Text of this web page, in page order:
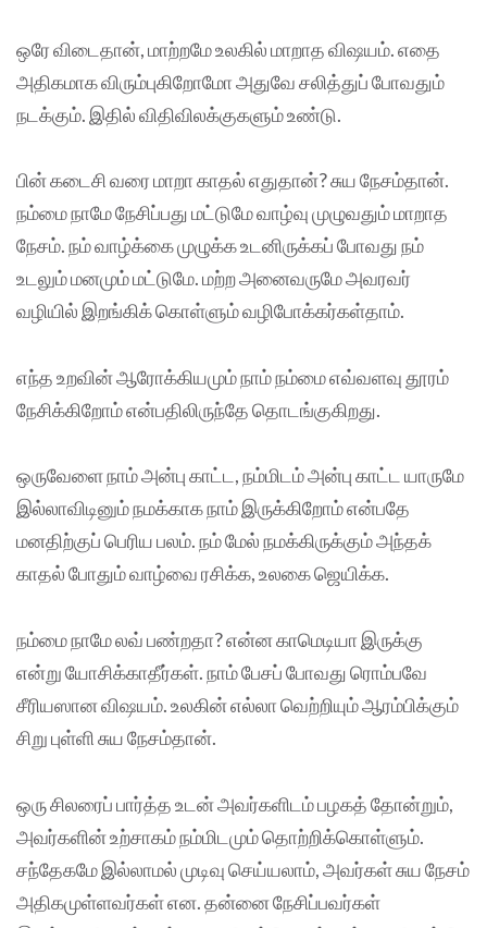
ஒரே விடைதான், மாற்றமே உலகில் மாறாத விஷயம். எதை
அதிகமாக விரும்புகிறோமோ அதுவே சலித்துப் போவதும்
நடக்கும். இதில் விதிவிலக்குகளும் உண்டு.
பின் கடைசி வரை மாறா காதல் எதுதான்? சுய நேசம்தான்.
நம்மை நாமே நேசிப்பது மட்டுமே வாழ்வு முழுவதும் மாறாத
நேசம். நம் வாழ்க்கை முழுக்க உடனிருக்கப் போவது நம்
உடலும் மனமும் மட்டுமே. மற்ற அனைவருமே அவரவர்
வழியில் இறங்கிக் கொள்ளும் வழிபோக்கர்கள்தாம்.
எந்த உறவின் ஆரோக்கியமும் நாம் நம்மை எவ்வளவு தூரம்
நேசிக்கிறோம் என்பதிலிருந்தே தொடங்குகிறது.
ஒருவேளை நாம் அன்பு காட்ட, நம்மிடம் அன்பு காட்ட யாருமே
இல்லாவிடினும் நமக்காக நாம் இருக்கிறோம் என்பதே
மனதிற்குப் பெரிய பலம். நம் மேல் நமக்கிருக்கும் அந்தக்
காதல் போதும் வாழ்வை ரசிக்க, உலகை ஜெயிக்க.
நம்மை நாமே லவ் பண்றதா? என்ன காமெடியா இருக்கு
என்று யோசிக்காதீர்கள். நாம் பேசப் போவது ரொம்பவே
சீரியஸான விஷயம். உலகின் எல்லா வெற்றியும் ஆரம்பிக்கும்
சிறு புள்ளி சுய நேசம்தான்.
ஒரு சிலரைப் பார்த்த உடன் அவர்களிடம் பழகத் தோன்றும்,
அவர்களின் உற்சாகம் நம்மிடமும் தொற்றிக்கொள்ளும்.
சந்தேகமே இல்லாமல் முடிவு செய்யலாம், அவர்கள் சுய நேசம்
அதிகமுள்ளவர்கள் என. தன்னை நேசிப்பவர்கள்